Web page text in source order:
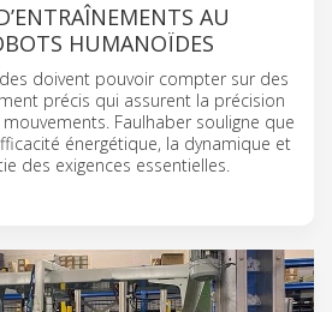
AU
HUMANOÏDES
doivent pouvoir compter sur des
précis qui assurent la précision
Faulhaber souligne que
énergétique, la dynamique et
des exigences essentielles.